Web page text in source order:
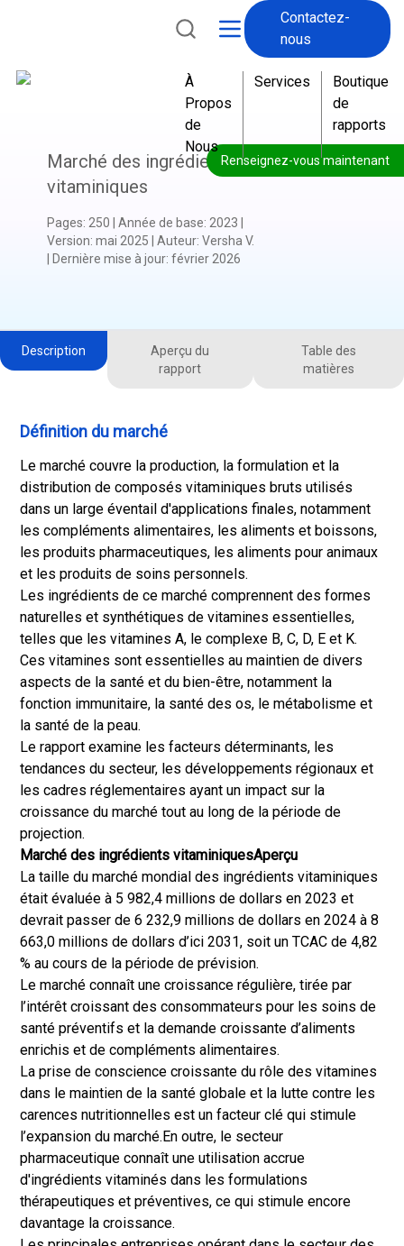
Contactez-
nous
À
Propos
de
Nous
Services
Boutique
de
rapports
Renseignez-vous maintenant
Marché des ingrédients
vitaminiques
Pages: 250 Année de base: 2023
Version: mai 2025 Auteur: Versha V.
Dernière mise à jour: février 2026
Description
Aperçu du
rapport
Table des
matières
Définition du marché
Le marché couvre la production, la formulation et la
distribution de composés vitaminiques bruts utilisés
dans un large éventail d'applications finales, notamment
les compléments alimentaires, les aliments et boissons,
les produits pharmaceutiques, les aliments pour animaux
et les produits de soins personnels.
Les ingrédients de ce marché comprennent des formes
naturelles et synthétiques de vitamines essentielles,
telles que les vitamines A, le complexe B, C, D, E et K.
Ces vitamines sont essentielles au maintien de divers
aspects de la santé et du bien-être, notamment la
fonction immunitaire, la santé des os, le métabolisme et
la santé de la peau.
Le rapport examine les facteurs déterminants, les
tendances du secteur, les développements régionaux et
les cadres réglementaires ayant un impact sur la
croissance du marché tout au long de la période de
projection.
Marché des ingrédients vitaminiquesAperçu
La taille du marché mondial des ingrédients vitaminiques
était évaluée à 5 982,4 millions de dollars en 2023 et
devrait passer de 6 232,9 millions de dollars en 2024 à 8
663,0 millions de dollars d’ici 2031, soit un TCAC de 4,82
% au cours de la période de prévision.
Le marché connaît une croissance régulière, tirée par
l’intérêt croissant des consommateurs pour les soins de
santé préventifs et la demande croissante d’aliments
enrichis et de compléments alimentaires.
La prise de conscience croissante du rôle des vitamines
dans le maintien de la santé globale et la lutte contre les
carences nutritionnelles est un facteur clé qui stimule
l’expansion du marché.En outre, le secteur
pharmaceutique connaît une utilisation accrue
d'ingrédients vitaminés dans les formulations
thérapeutiques et préventives, ce qui stimule encore
davantage la croissance.